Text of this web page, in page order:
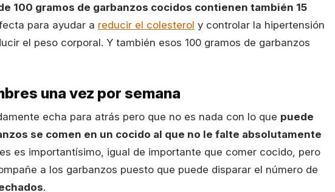
100 gramos de garbanzos cocidos contienen también 15
para ayudar a reducir el colesterol y controlar la hipertensión
el peso corporal. Y también esos 100 gramos de garbanzos
una vez por semana
echa para atrás pero que no es nada con lo que puede
se comen en un cocido al que no le falte absolutamente
es importantísimo, igual de importante que comer cocido, pero
a los garbanzos puesto que puede disparar el número de
.